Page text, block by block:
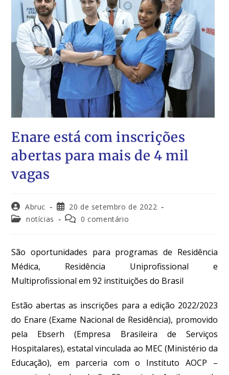
Enare está com inscrições
abertas para mais de 4 mil
vagas
Abruc
20 de setembro de 2022
notícias
0 comentário
São oportunidades para programas de Residência
Médica, Residência Uniprofissional e
Multiprofissional em 92 instituições do Brasil
Estão abertas as inscrições para a edição 2022/2023
do Enare (Exame Nacional de Residência), promovido
pela Ebserh (Empresa Brasileira de Serviços
Hospitalares), estatal vinculada ao MEC (Ministério da
Educação), em parceria com o Instituto AOCP –